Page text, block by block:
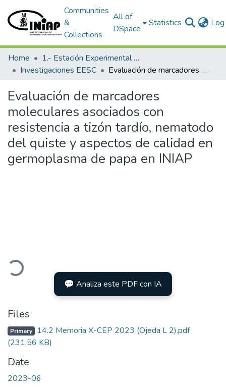
Communities
&
Collections
All of
DSpace
Statistics
Home
1.- Estación Experimental Santa Catalina
Investigaciones EESC
Evaluación de marcadores moleculares asociados con resistencia a tizón tardío, nematodo del quiste y aspectos de calidad en germoplasma de papa en INIAP
Evaluación de marcadores
moleculares asociados con
resistencia a tizón tardío, nematodo
del quiste y aspectos de calidad en
germoplasma de papa en INIAP
Loading...
💬 Analiza este PDF con IA
Files
Primary 14.2 Memoria X-CEP 2023 (Ojeda L 2).pdf
(231.56 KB)
Date
2023-06